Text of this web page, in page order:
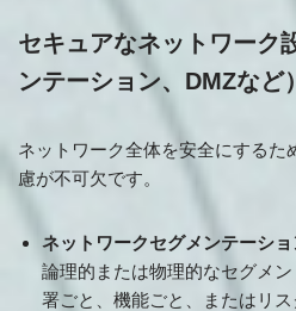
セキュアなネットワーク
ンテーション、DMZなど）
ネットワーク全体を安全にするた
慮が不可欠です。
ネットワークセグメンテーショ
論理的または物理的なセグメ
署ごと、機能ごと、またはリ